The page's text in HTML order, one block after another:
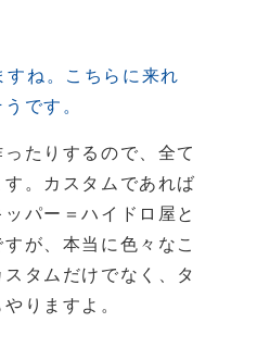
すね。こちらに来れ
です。
たりするので、全て
。カスタムであれば
パー＝ハイドロ屋と
が、本当に色々なこ
タムだけでなく、タ
りますよ。